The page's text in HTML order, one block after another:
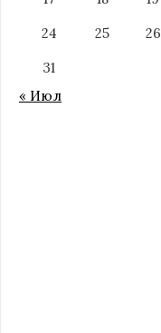
24
25 26
31
« Июл